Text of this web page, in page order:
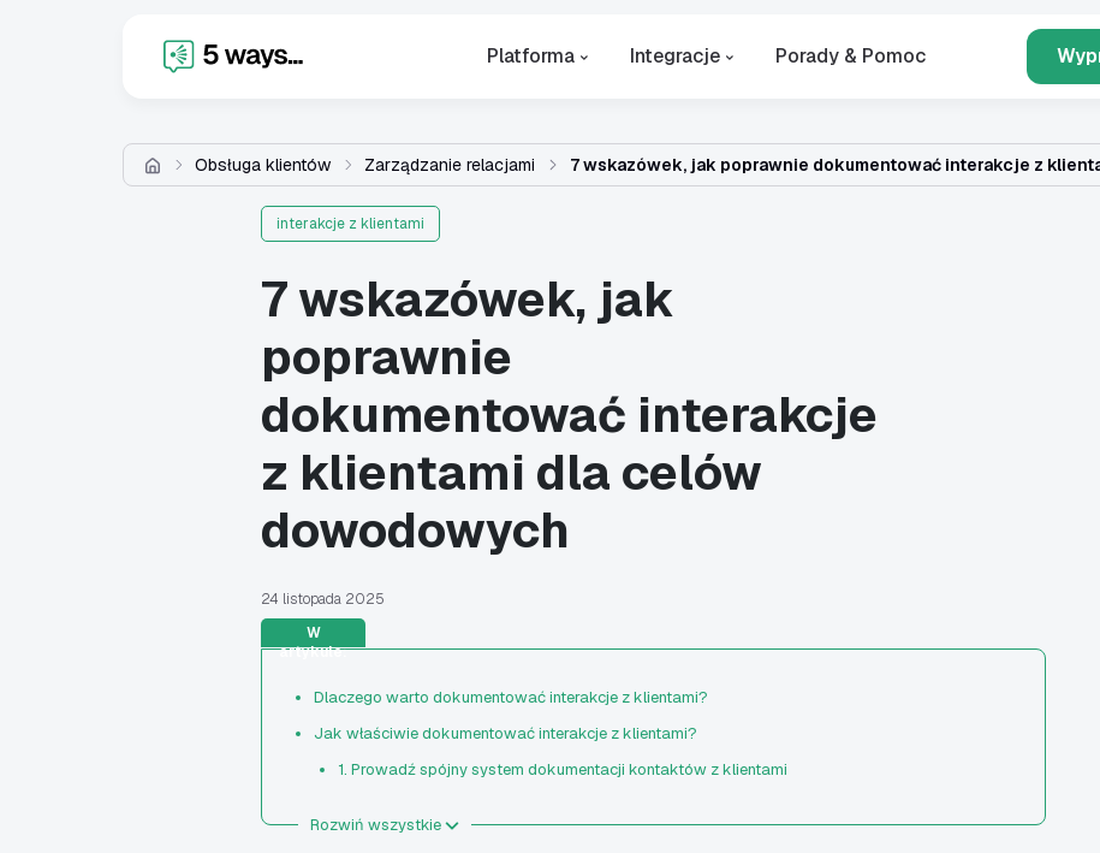
Platforma
Integracje Porady & Pomoc
Obsługa klientów Zarządzanie relacjami 7 wskazówek, jak poprawnie dokumentować interakcje z
interakcje z klientami
7 wskazówek, jak
poprawnie
dokumentować interakcje
z klientami dla celów
dowodowych
24 listopada 2025
W
artykule:
Dlaczego warto dokumentować interakcje z klientami?
Jak właściwie dokumentować interakcje z klientami?
1. Prowadź spójny system dokumentacji kontaktów z klientami
Rozwiń wszystkie